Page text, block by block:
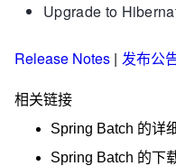
Upgrade to
Release Notes | 发布公
相关链接
Spring Batch 的详
Spring Batch 的下